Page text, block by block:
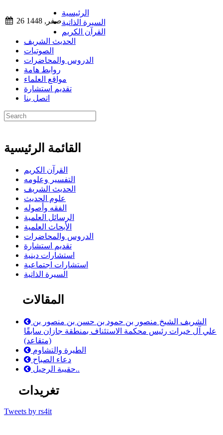
26 صفر, 1448
الرئيسية
السيرة الذاتية
القرآن الكريم
الحديث الشريف
الصوتيات
الدروس والمحاضرات
روابط هامة
مواقع العلماء
تقديم استشارة
اتصل بنا
القائمة الرئيسية
القرآن الكريم
التفسير وعلومه
الحديث الشريف
علوم الحديث
الفقه وأصوله
الرسائل العلمية
الأبحاث العلمية
الدروس والمحاضرات
تقديم استشارة
استشارات دينية
استشارات اجتماعية
السيرة الذاتية
المقالات
علي آل خيرات رئيس محكمة الاستئناف بمنطقة جازان سابقًا
(متقاعد)
الطيرة والتشاوم
دعاء الصباح
حقيبة الرحيل..
تغريدات
Tweets by rs4it